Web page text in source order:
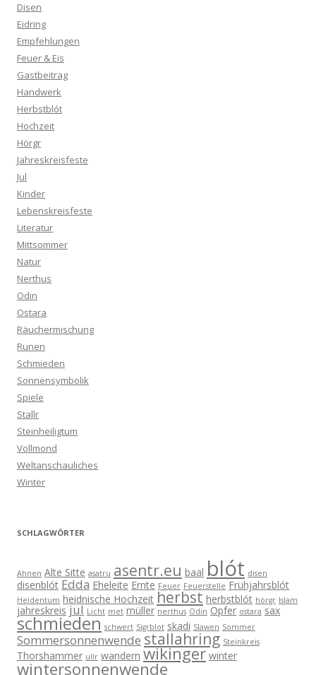
Disen
Eidring
Empfehlungen
Feuer & Eis
Gastbeitrag
Handwerk
Herbstblót
Hochzeit
Hörgr
Jahreskreisfeste
Jul
Kinder
Lebenskreisfeste
Literatur
Mittsommer
Natur
Nerthus
Odin
Ostara
Räuchermischung
Runen
Schmieden
Sonnensymbolik
Spiele
Stallr
Steinheiligtum
Vollmond
Weltanschauliches
Winter
SCHLAGWÖRTER
Ahnen Alte Sitte asatru asentr.eu baal blót disen
disenblót Edda Eheleite Ernte Feuer Feuerstelle Frühjahrsblót
Heidentum heidnische Hochzeit herbst herbstblót hörgr Islam
jahreskreis jul Licht met müller nerthus Odin Opfer ostara sax
schmieden schwert Sigrblot skadi Slawen Sommer
Sommersonnenwende stallahring Steinkreis
Thorshammer ullr wandern wikinger winter
wintersonnenwende